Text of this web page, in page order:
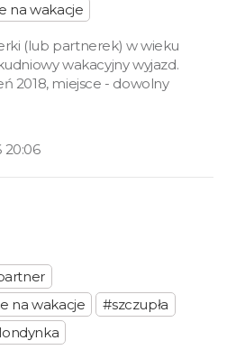
na wakacje
(lub partnerek) w wieku
wakacyjny wyjazd.
2018, miejsce - dowolny
20:06
na wakacje
#szczupła